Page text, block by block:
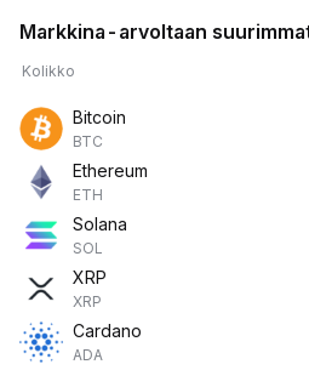
Markkina-arvoltaan
Kolikko
Bitcoin
BTC
Ethereum
ETH
Solana
SOL
XRP
XRP
Cardano
ADA